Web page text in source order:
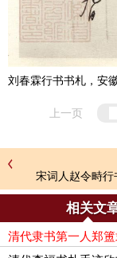
刘春霖行书书札，安
上一页
宋词人赵令畤行
相关文
清代隶书第一人郑